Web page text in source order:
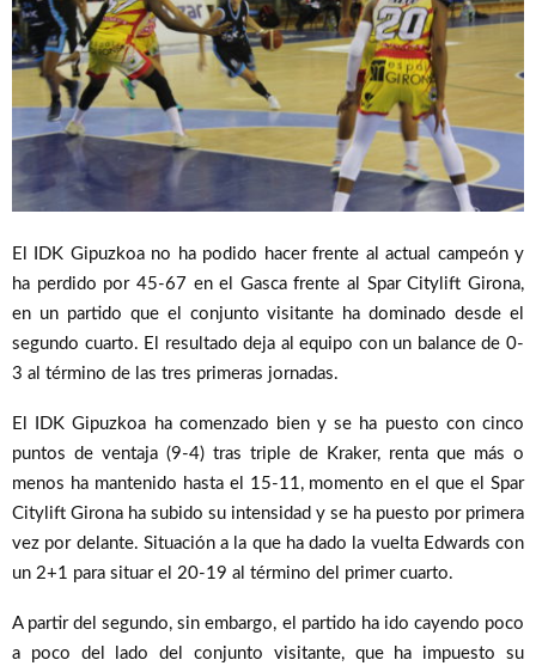
El IDK Gipuzkoa no ha podido hacer frente al actual campeón y
ha perdido por 45-67 en el Gasca frente al Spar Citylift Girona,
en un partido que el conjunto visitante ha dominado desde el
segundo cuarto. El resultado deja al equipo con un balance de 0-
3 al término de las tres primeras jornadas.
El IDK Gipuzkoa ha comenzado bien y se ha puesto con cinco
puntos de ventaja (9-4) tras triple de Kraker, renta que más o
menos ha mantenido hasta el 15-11, momento en el que el Spar
Citylift Girona ha subido su intensidad y se ha puesto por primera
vez por delante. Situación a la que ha dado la vuelta Edwards con
un 2+1 para situar el 20-19 al término del primer cuarto.
A partir del segundo, sin embargo, el partido ha ido cayendo poco
a poco del lado del conjunto visitante, que ha impuesto su